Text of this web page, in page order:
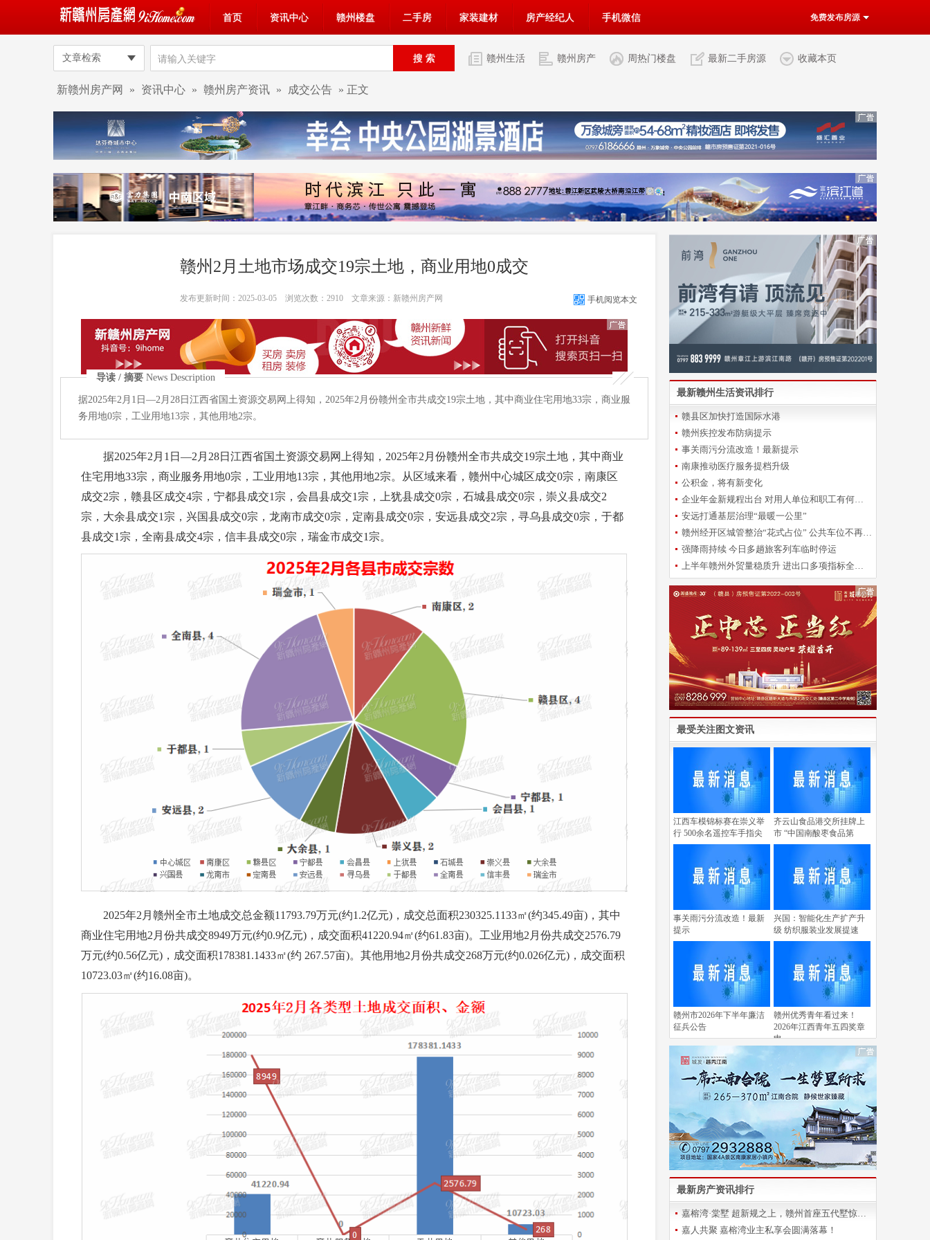
首页 资讯中心 赣州楼盘 二手房 家装建材 房产经纪人 手机微信 免费发布房源
文章检索 赣州生活 赣州房产 周热门楼盘 最新二手房源 收藏本页
新赣州房产网 » 资讯中心 » 赣州房产资讯 » 成交公告 » 正文
赣州2月土地市场成交19宗土地，商业用地0成交
发布更新时间：2025-03-05 浏览次数： 2910文章来源：新赣州房产网 手机阅览本文
导读 / 摘要 News Description
据2025年2月1日—2月28日江西省国土资源交易网上得知，2025年2月份赣州全市共成交19宗土地，其中商业住宅用地33宗，商业服
务用地0宗，工业用地13宗，其他用地2宗。
据2025年2月1日—2月28日江西省国土资源交易网上得知，2025年2月份赣州全市共成交19宗土地，其中商业
住宅用地33宗，商业服务用地0宗，工业用地13宗，其他用地2宗。从区域来看，赣州中心城区成交0宗，南康区
成交2宗，赣县区成交4宗，宁都县成交1宗，会昌县成交1宗，上犹县成交0宗，石城县成交0宗，崇义县成交2
宗，大余县成交1宗，兴国县成交0宗，龙南市成交0宗，定南县成交0宗，安远县成交2宗，寻乌县成交0宗，于都
县成交1宗，全南县成交4宗，信丰县成交0宗，瑞金市成交1宗。
2025年2月赣州全市土地成交总金额11793.79万元(约1.2亿元)，成交总面积230325.1133㎡(约345.49亩)，其中
商业住宅用地2月份共成交8949万元(约0.9亿元)，成交面积41220.94㎡(约61.83亩)。工业用地2月份共成交2576.79
万元(约0.56亿元)，成交面积178381.1433㎡(约 267.57亩)。其他用地2月份共成交268万元(约0.026亿元)，成交面积
10723.03㎡(约16.08亩)。
最新赣州生活资讯排行
赣县区加快打造国际水港
赣州疾控发布防病提示
事关雨污分流改造！最新提示
南康推动医疗服务提档升级
公积金，将有新变化
企业年金新规程出台 对用人单位和职工有何影响？
安远打通基层治理“最暖一公里”
赣州经开区城管整治“花式占位” 公共车位不再“一位难求”
强降雨持续 今日多趟旅客列车临时停运
上半年赣州外贸量稳质升 进出口多项指标全省靠前
最受关注图文资讯
江西车模锦标赛在崇义举
行 500余名遥控车手指尖
齐云山食品港交所挂牌上
市 “中国南酸枣食品第
事关雨污分流改造！最新
提示
兴国：智能化生产扩产升
级 纺织服装业发展提速
赣州市2026年下半年廉洁
征兵公告
赣州优秀青年看过来！
2026年江西青年五四奖章
申
最新房产资讯排行
嘉榕湾·棠墅 超新规之上，赣州首座五代墅惊艳登场
嘉人共聚 嘉榕湾业主私享会圆满落幕！